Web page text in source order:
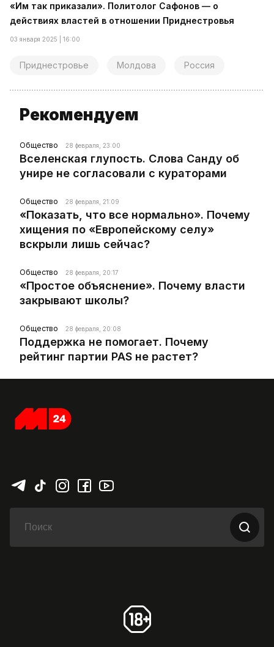
«Им так приказали». Политолог Сафонов — о
действиях властей в отношении Приднестровья
03 января 2025 | 16:00
Приднестровье Молдова Россия
Рекомендуем
Общество 28 февраля, 23:00
Вселенская глупость. Слова Санду об
унире не согласовали с кураторами
Общество 28 февраля, 21:09
«Показать, что все нормально». Почему
хищения по «Европейскому селу»
вскрыли лишь сейчас?
Общество 28 февраля, 20:17
«Простое объяснение». Почему власти
закрывают школы?
Общество 28 февраля, 20:08
Поддержка не помогает. Почему
рейтинг партии PAS не растет?